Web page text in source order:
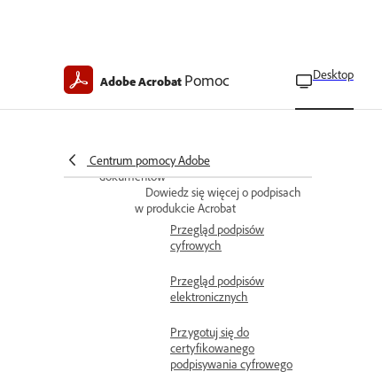
Adobe Acrobat Pomoc Desktop
Centrum pomocy Adobe
elementów PDF
Dodawanie operacji do
Elektroniczne podpisywanie
dokumentów
Dowiedz się więcej o podpisach
w produkcie Acrobat
Przegląd podpisów
cyfrowych
Przegląd podpisów
elektronicznych
Przygotuj się do
certyfikowanego
podpisywania cyfrowego